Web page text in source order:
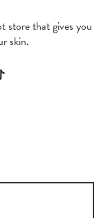
store that gives you
skin.